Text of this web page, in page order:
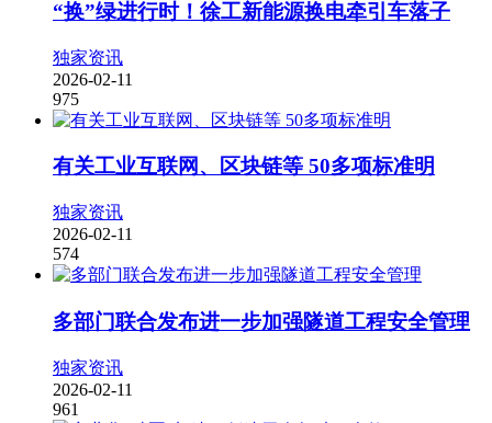
“换”绿进行时！徐工新能源换电牵引车落子
独家资讯
2026-02-11
975
有关工业互联网、区块链等 50多项标准明
独家资讯
2026-02-11
574
多部门联合发布进一步加强隧道工程安全管理
独家资讯
2026-02-11
961